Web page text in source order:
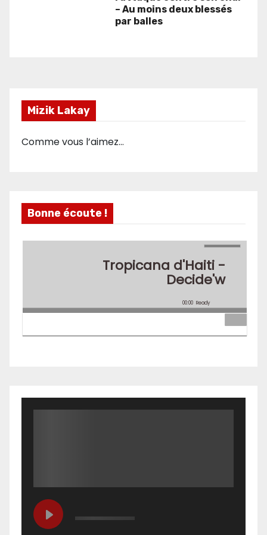
– Au moins deux blessés
par balles
Mizik Lakay
Comme vous l’aimez…
Bonne écoute !
Tropicana d'Haiti -
Decide'w
00:00 Ready